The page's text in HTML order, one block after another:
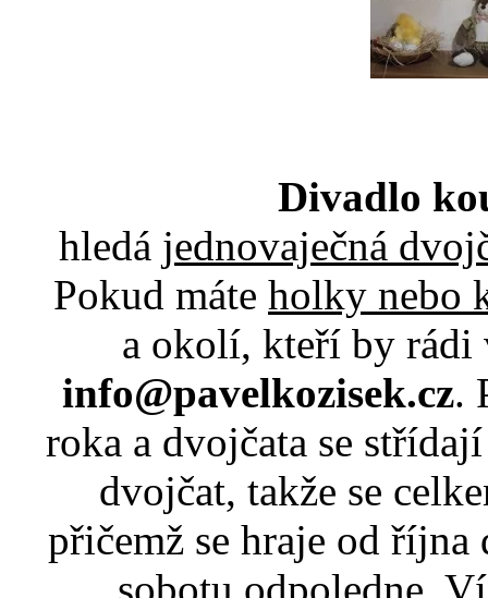
Divadlo
hledá jednovaječná
Pokud máte holky nebo
a okolí, kteří by rádi
info@pavelkozisek.cz.
roka a dvojčata se
dvojčat, takže se
přičemž se hraje od